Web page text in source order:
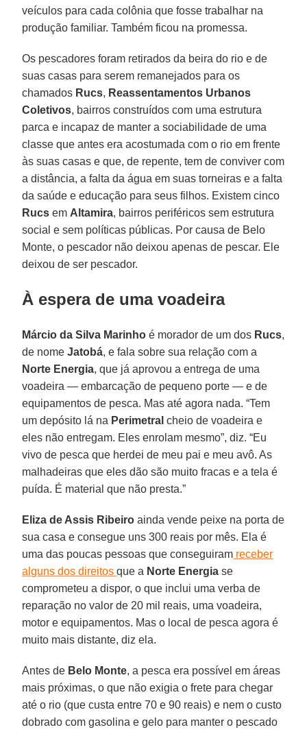
veículos para cada colônia que fosse trabalhar na
produção familiar. Também ficou na promessa.
Os pescadores foram retirados da beira do rio e de
suas casas para serem remanejados para os
chamados Rucs, Reassentamentos Urbanos
Coletivos, bairros construídos com uma estrutura
parca e incapaz de manter a sociabilidade de uma
classe que antes era acostumada com o rio em frente
às suas casas e que, de repente, tem de conviver com
a distância, a falta da água em suas torneiras e a falta
da saúde e educação para seus filhos. Existem cinco
Rucs em Altamira, bairros periféricos sem estrutura
social e sem políticas públicas. Por causa de Belo
Monte, o pescador não deixou apenas de pescar. Ele
deixou de ser pescador.
À espera de uma voadeira
Márcio da Silva Marinho é morador de um dos Rucs,
de nomeJatobá, e fala sobre sua relação com a
Norte Energia, que já aprovou a entrega de uma
voadeira — embarcação de pequeno porte — e de
equipamentos de pesca. Mas até agora nada. “Tem
um depósito lá na Perimetral cheio de voadeira e
eles não entregam. Eles enrolam mesmo”, diz. “Eu
vivo de pesca que herdei de meu pai e meu avô. As
malhadeiras que eles dão são muito fracas e a tela é
puída. É material que não presta.”
Eliza de Assis Ribeiro ainda vende peixe na porta de
sua casa e consegue uns 300 reais por mês. Ela é
uma das poucas pessoas que conseguiram receber
alguns dos direitosque a Norte Energia se
comprometeu a dispor, o que inclui uma verba de
reparação no valor de 20 mil reais, uma voadeira,
motor e equipamentos. Mas o local de pesca agora é
muito mais distante, diz ela.
Antes de Belo Monte, a pesca era possível em áreas
mais próximas, o que não exigia o frete para chegar
até o rio (que custa entre 70 e 90 reais) e nem o custo
dobrado com gasolina e gelo para manter o pescado